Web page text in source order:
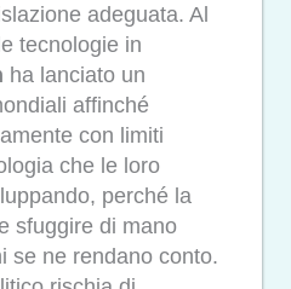
adeguata. Al
tecnologie in
ha lanciato un
affinché
con limiti
che le loro
perché la
sfuggire di mano
se ne rendano conto.